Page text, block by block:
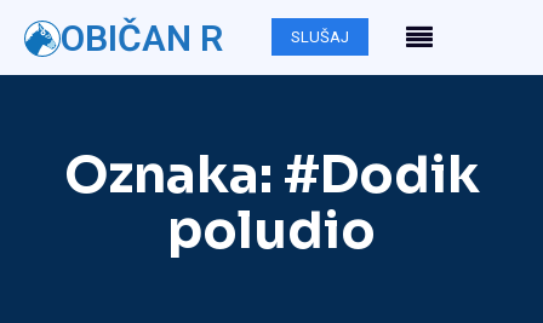
OBIČAN R SLUŠAJ
Oznaka: #Dodik
poludio